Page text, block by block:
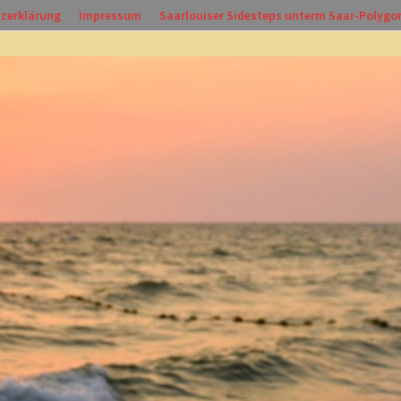
Impressum Saarlouiser Sidesteps unterm Saar-